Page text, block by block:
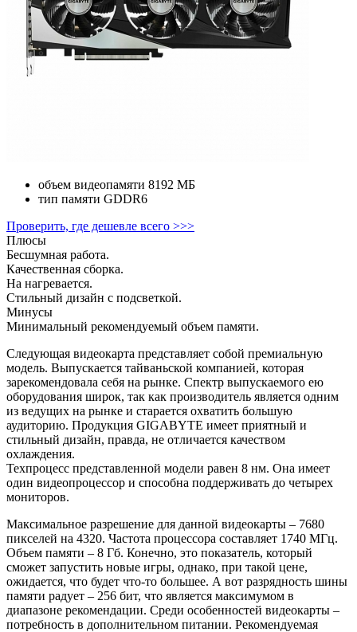
объем видеопамяти 8192 МБ
тип памяти GDDR6
Проверить, где дешевле всего >>>
Плюсы
Бесшумная работа.
Качественная сборка.
На нагревается.
Стильный дизайн с подсветкой.
Минусы
Минимальный рекомендуемый объем памяти.
Следующая видеокарта представляет собой премиальную
модель. Выпускается тайваньской компанией, которая
зарекомендовала себя на рынке. Спектр выпускаемого ею
оборудования широк, так как производитель является одним
из ведущих на рынке и старается охватить большую
аудиторию. Продукция GIGABYTE имеет приятный и
стильный дизайн, правда, не отличается качеством
охлаждения.
Техпроцесс представленной модели равен 8 нм. Она имеет
один видеопроцессор и способна поддерживать до четырех
мониторов.
Максимальное разрешение для данной видеокарты – 7680
пикселей на 4320. Частота процессора составляет 1740 МГц.
Объем памяти – 8 Гб. Конечно, это показатель, который
сможет запустить новые игры, однако, при такой цене,
ожидается, что будет что-то большее. А вот разрядность шины
памяти радует – 256 бит, что является максимумом в
диапазоне рекомендации. Среди особенностей видеокарты –
потребность в дополнительном питании. Рекомендуемая